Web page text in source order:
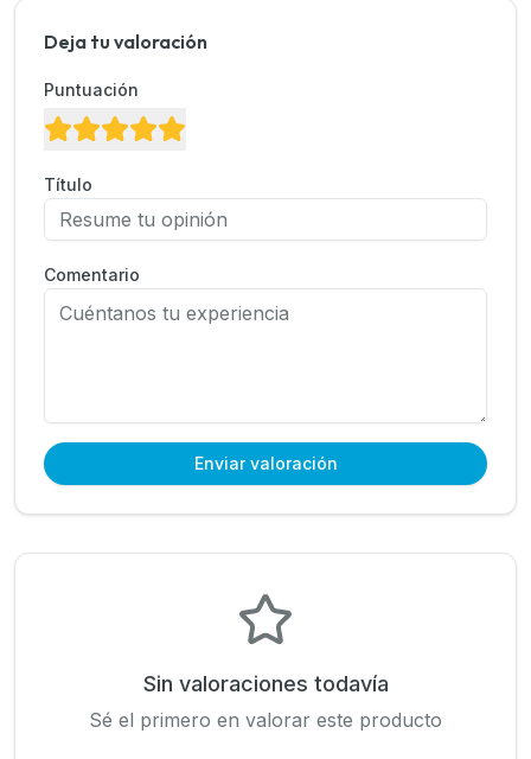
Deja tu valoración
Puntuación
Título
Comentario
Enviar valoración
Sin valoraciones todavía
Sé el primero en valorar este producto